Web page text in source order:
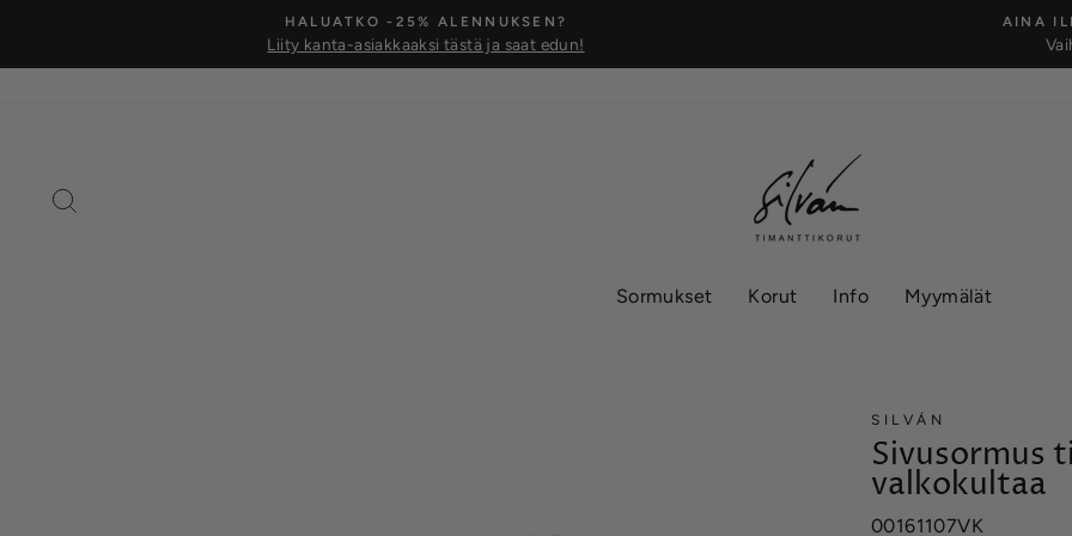
HALUATKO -25% ALENNUKSEN?
Liity kanta-asiakkaaksi tästä ja saat edun!
AINA
Sormukset Korut Info Myymälät
SILVÁN
Sivusormus
valkokultaa
00161107VK